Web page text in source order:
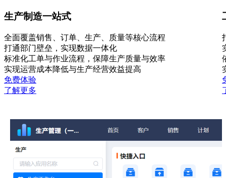
生产制造一站式
全面覆盖销售、订单、生产、质量等核心流程
打通部门壁垒，实现数据一体化
标准化工单与作业流程，保障生产质量与效率
实现运营成本降低与生产经营效益提高
免费体验
了解更多